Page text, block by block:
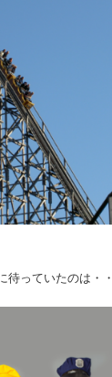
待っていたのは・・